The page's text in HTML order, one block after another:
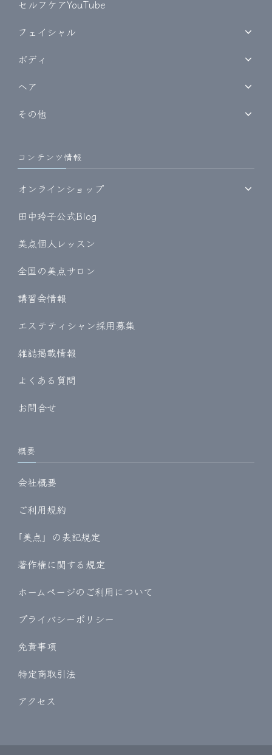
セルフケアYouTube
フェイシャル
ボディ
ヘア
その他
コンテンツ情報
オンラインショップ
田中玲子公式Blog
美点個人レッスン
全国の美点サロン
講習会情報
エステティシャン採用募集
雑誌掲載情報
よくある質問
お問合せ
概要
会社概要
ご利用規約
｢美点」の表記規定
著作権に関する規定
ホームページのご利用について
プライバシーポリシー
免責事項
特定商取引法
アクセス